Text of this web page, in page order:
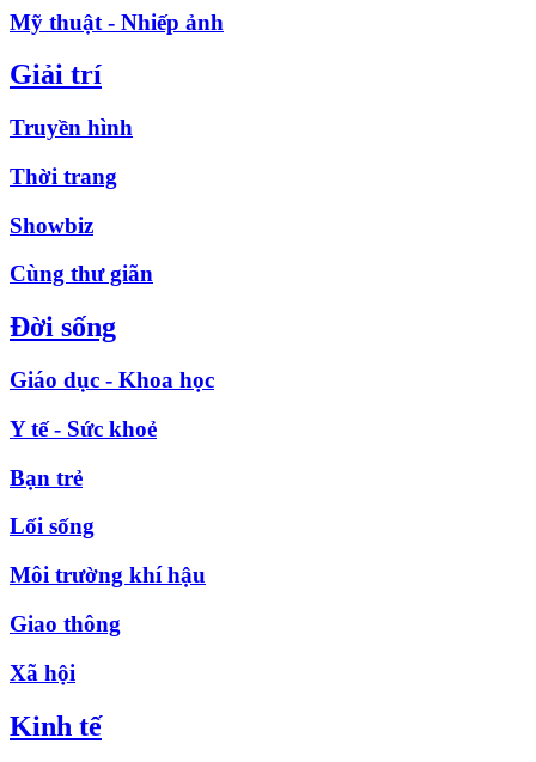
Mỹ thuật - Nhiếp ảnh
Giải trí
Truyền hình
Thời trang
Showbiz
Cùng thư giãn
Đời sống
Giáo dục - Khoa học
Y tế - Sức khoẻ
Bạn trẻ
Lối sống
Môi trường khí hậu
Giao thông
Xã hội
Kinh tế